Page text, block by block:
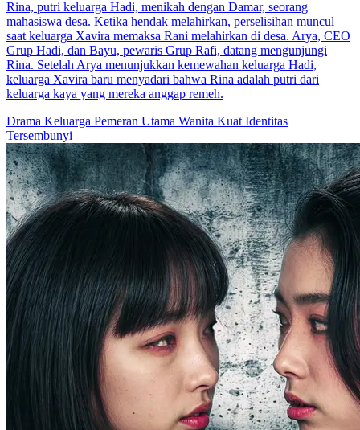
Rina, putri keluarga Hadi, menikah dengan Damar, seorang
mahasiswa desa. Ketika hendak melahirkan, perselisihan muncul
saat keluarga Xavira memaksa Rani melahirkan di desa. Arya, CEO
Grup Hadi, dan Bayu, pewaris Grup Rafi, datang mengunjungi
Rina. Setelah Arya menunjukkan kemewahan keluarga Hadi,
keluarga Xavira baru menyadari bahwa Rina adalah putri dari
keluarga kaya yang mereka anggap remeh.
Drama Keluarga Pemeran Utama Wanita Kuat Identitas
Tersembunyi